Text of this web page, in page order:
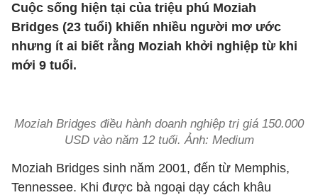
Cuộc sống hiện tại của triệu phú Moziah
Bridges (23 tuổi) khiến nhiều người mơ ước
nhưng ít ai biết rằng Moziah khởi nghiệp từ khi
mới 9 tuổi.
Moziah Bridges điều hành doanh nghiệp trị giá 150.000
USD vào năm 12 tuổi. Ảnh: Medium
Moziah Bridges sinh năm 2001, đến từ Memphis,
Tennessee. Khi được bà ngoại dạy cách khâu